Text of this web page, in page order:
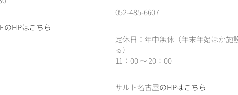
のHPはこちら
052-485-6607
定休日：年中無休（年末年始ほか施
る）
11：00 ～ 20：00
サルト名古屋のHPはこちら